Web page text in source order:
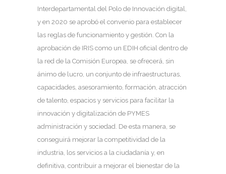
Interdepartamental del Polo de Innovación digital,
y en 2020 se aprobó el convenio para establecer
las reglas de funcionamiento y gestión. Con la
aprobación de IRIS como un EDIH oficial dentro de
la red de la Comisión Europea, se ofrecerá, sin
ánimo de lucro, un conjunto de infraestructuras,
capacidades, asesoramiento, formación, atracción
de talento, espacios y servicios para facilitar la
innovación y digitalización de PYMES
administración y sociedad. De esta manera, se
conseguirá mejorar la competitividad de la
industria, los servicios a la ciudadanía y, en
definitiva, contribuir a mejorar el bienestar de la